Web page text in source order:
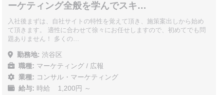
ーケティング全般を学んでスキ…
入社後まずは、自社サイトの特性を覚えて頂き、施策案出しから始め
て頂きます。 適性に合わせて徐々にお任せしますので、初めてでも問
題ありません！ 多くの…
勤務地: 渋谷区
職種: マーケティング / 広報
業種: コンサル・マーケティング
給与: 時給 1,200円 ～